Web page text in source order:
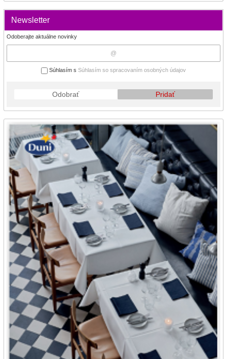
Newsletter
Odoberajte aktuálne novinky
Súhlasím s Súhlasím so spracovaním osobných údajov
Odobrať Pridať